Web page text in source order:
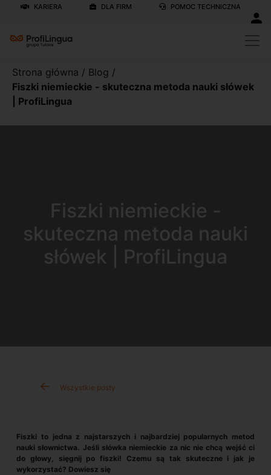
KARIERA DLA FIRM POMOC TECHNICZNA
Strona główna / Blog /
Fiszki niemieckie - skuteczna metoda nauki słówek
| ProfiLingua
Fiszki niemieckie -
skuteczna metoda nauki
słówek | ProfiLingua
Wszystkie posty
Fiszki to jedna z najstarszych i najbardziej popularnych metod
nauki słownictwa. Jeśli słówka niemieckie za nic nie chcą wejść ci
do głowy, sięgnij po fiszki! Czemu są tak skuteczne i jak je
wykorzystać? Dowiesz się